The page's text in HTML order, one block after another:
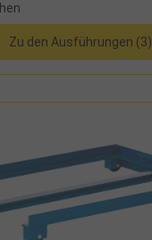
Zu den Ausführungen (3)